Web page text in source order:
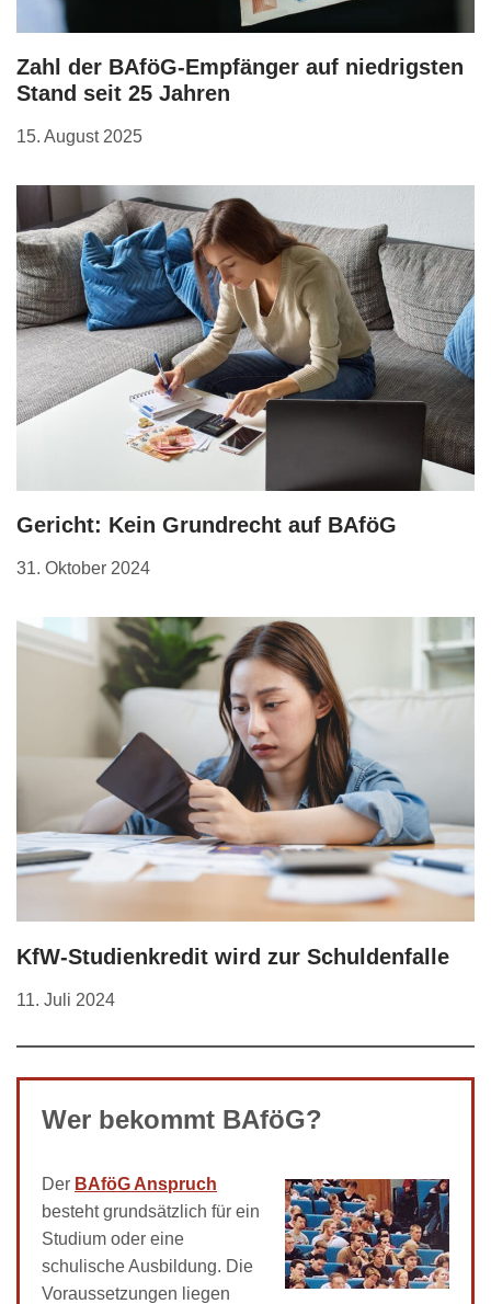
Zahl der BAföG-Empfänger auf niedrigsten
Stand seit 25 Jahren
15. August 2025
Gericht: Kein Grundrecht auf BAföG
31. Oktober 2024
KfW-Studienkredit wird zur Schuldenfalle
11. Juli 2024
Wer bekommt BAföG?
Der BAföG Anspruch
besteht grundsätzlich für ein
Studium oder eine
schulische Ausbildung. Die
Voraussetzungen liegen